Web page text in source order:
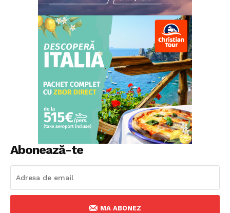
Abonează-te
MA ABONEZ